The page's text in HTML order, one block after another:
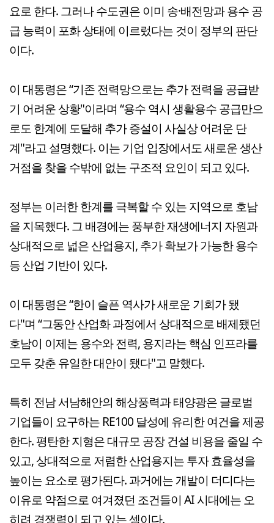
요로 한다. 그러나 수도권은 이미 송·배전망과 용수 공
급 능력이 포화 상태에 이르렀다는 것이 정부의 판단
이다.
이 대통령은 “기존 전력망으로는 추가 전력을 공급받
기 어려운 상황"이라며 “용수 역시 생활용수 공급만으
로도 한계에 도달해 추가 증설이 사실상 어려운 단
계"라고 설명했다. 이는 기업 입장에서도 새로운 생산
거점을 찾을 수밖에 없는 구조적 요인이 되고 있다.
정부는 이러한 한계를 극복할 수 있는 지역으로 호남
을 지목했다. 그 배경에는 풍부한 재생에너지 자원과
상대적으로 넓은 산업용지, 추가 확보가 가능한 용수
등 산업 기반이 있다.
이 대통령은 “한이 슬픈 역사가 새로운 기회가 됐
다"며 “그동안 산업화 과정에서 상대적으로 배제됐던
호남이 이제는 용수와 전력, 용지라는 핵심 인프라를
모두 갖춘 유일한 대안이 됐다"고 말했다.
특히 전남 서남해안의 해상풍력과 태양광은 글로벌
기업들이 요구하는 RE100 달성에 유리한 여건을 제공
한다. 평탄한 지형은 대규모 공장 건설 비용을 줄일 수
있고, 상대적으로 저렴한 산업용지는 투자 효율성을
높이는 요소로 평가된다. 과거에는 개발이 더디다는
이유로 약점으로 여겨졌던 조건들이 AI 시대에는 오
히려 경쟁력이 되고 있는 셈이다.